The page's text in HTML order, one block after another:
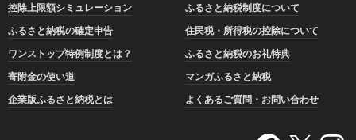
控除上限額シミュレーション
ふるさと納税制度について
ふるさと納税の確定申告
住民税・所得税の控除について
ワンストップ特例制度とは？
ふるさと納税のお礼特典
寄附金の使い道
マンガふるさと納税
企業版ふるさと納税とは
よくあるご質問・お問い合わせ